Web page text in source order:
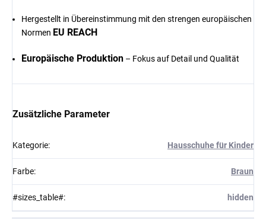
Hergestellt in Übereinstimmung mit den strengen europäischen
Normen EU REACH
Europäische Produktion – Fokus auf Detail und Qualität
Zusätzliche Parameter
Kategorie: Hausschuhe für Kinder
Farbe: Braun
#sizes_table#: hidden